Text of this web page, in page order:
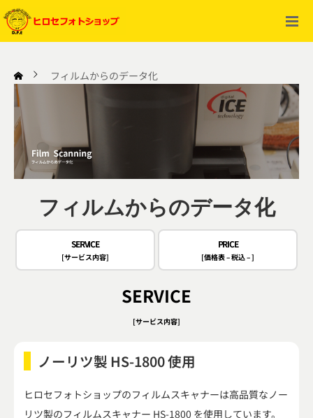
フィルム現像
フィルムからのデータ化
プリント
郵送現像サービス
その他サービス
フィルムからのデータ化
フィルムからのデータ化
SERVICE
[サービス内容]
PRICE
[価格表 – 税込 – ]
SERVICE
[サービス内容]
ノーリツ製 HS-1800 使用
ヒロセフォトショップのフィルムスキャナーは高品質なノー
リツ製のフィルムスキャナー HS-1800 を使用しています。